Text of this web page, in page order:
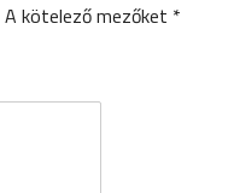
A kötelező mezőket *